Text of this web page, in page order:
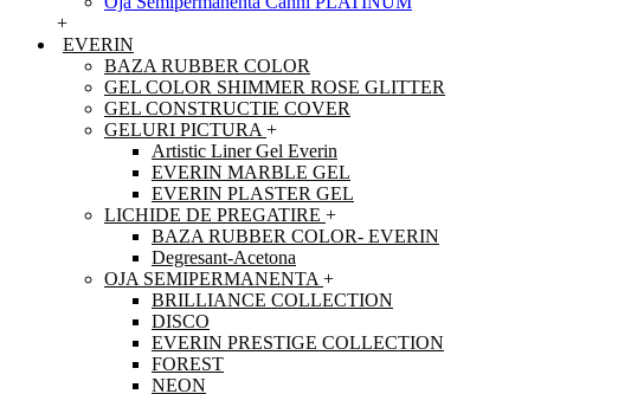
+
EVERIN
BAZA RUBBER COLOR
GEL COLOR SHIMMER ROSE GLITTER
GEL CONSTRUCTIE COVER
GELURI PICTURA +
Artistic Liner Gel Everin
EVERIN MARBLE GEL
EVERIN PLASTER GEL
LICHIDE DE PREGATIRE +
BAZA RUBBER COLOR- EVERIN
Degresant-Acetona
OJA SEMIPERMANENTA +
BRILLIANCE COLLECTION
DISCO
EVERIN PRESTIGE COLLECTION
FOREST
NEON